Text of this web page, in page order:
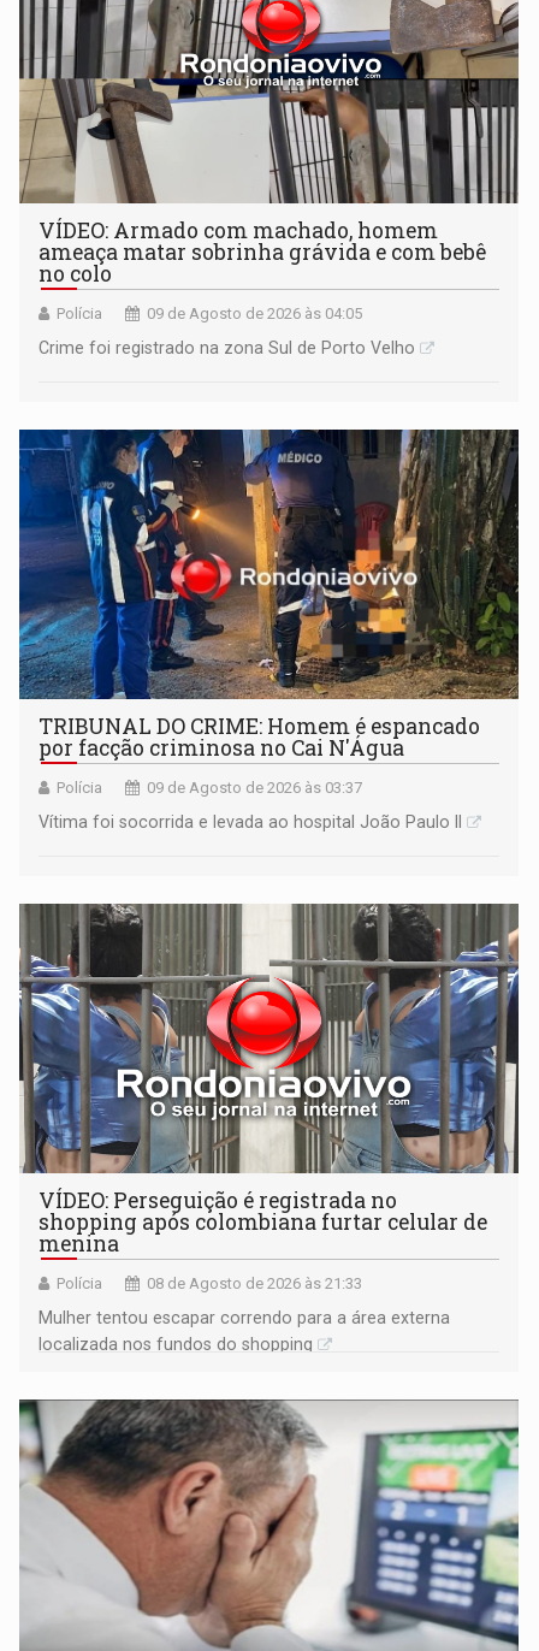
VÍDEO: Armado com machado, homem
ameaça matar sobrinha grávida e com bebê
no colo
Polícia 09 de Agosto de 2026 às 04:05
Crime foi registrado na zona Sul de Porto Velho
TRIBUNAL DO CRIME: Homem é espancado
por facção criminosa no Cai N'Água
Polícia 09 de Agosto de 2026 às 03:37
Vítima foi socorrida e levada ao hospital João Paulo II
VÍDEO: Perseguição é registrada no
shopping após colombiana furtar celular de
menina
Polícia 08 de Agosto de 2026 às 21:33
Mulher tentou escapar correndo para a área externa
localizada nos fundos do shopping